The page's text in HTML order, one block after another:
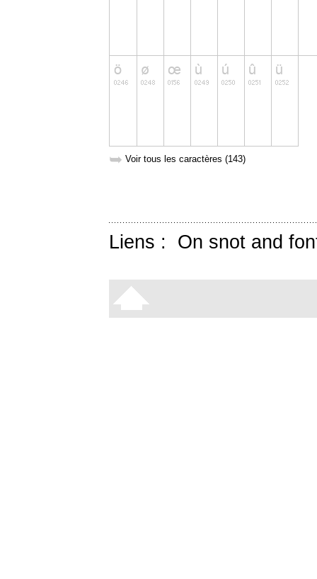
➥ Voir tous les caractères (143)
Liens : On snot and